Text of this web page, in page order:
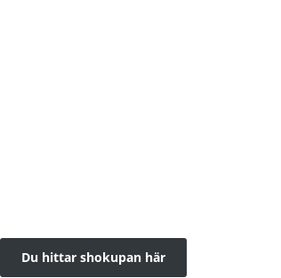
Du hittar shokupan här